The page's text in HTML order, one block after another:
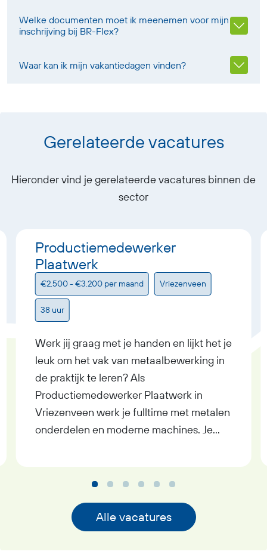
Welke documenten moet ik meenemen voor mijn
inschrijving bij BR-Flex?
Waar kan ik mijn vakantiedagen vinden?
Gerelateerde vacatures
Hieronder vind je gerelateerde vacatures binnen de
sector
Productiemedewerker
Plaatwerk
€2.500 - €3.200 per maand Vriezenveen
38 uur
Werk jij graag met je handen en lijkt het je
leuk om het vak van metaalbewerking in
de praktijk te leren? Als
Productiemedewerker Plaatwerk in
Vriezenveen werk je fulltime met metalen
onderdelen en moderne machines. Je
reiskostenvergoeding en krijgt volop
ontwikkelen. In de functie van
Productiemedewerker Plaatwerk ben je
Alle vacatures